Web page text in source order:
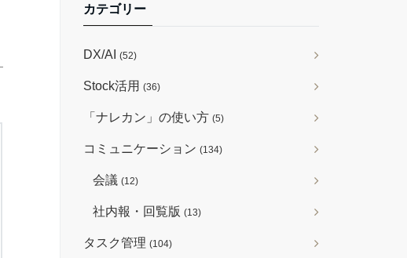
カテゴリー
DX/AI (52)
Stock活用 (36)
「ナレカン」の使い方 (5)
コミュニケーション (134)
会議 (12)
社内報・回覧版 (13)
タスク管理 (104)